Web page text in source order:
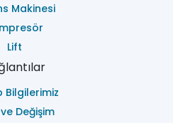
Makinesi
Lift
Bilgilerimiz
Değişim